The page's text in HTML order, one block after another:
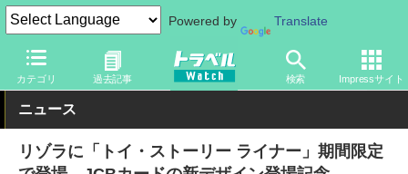
Powered by Translate
カテゴリ 過去記事 検索 Impressサイト
トラベル Watch 旅の情報 観光地 ディズニーリゾート
ニュース
リゾラに「トイ・ストーリー ライナー」期間限定